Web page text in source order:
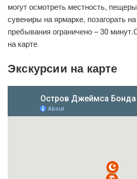
могут осмотреть местность,
сувениры на ярмарке, позагорать
пребывания ограничено – 30
на карте
Экскурсии на карте